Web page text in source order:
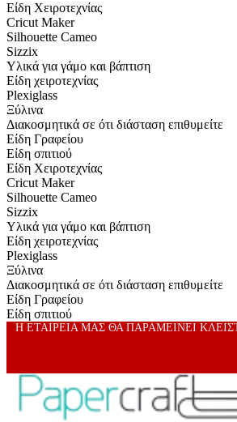
Είδη Xειροτεχνίας
Cricut Maker
Silhouette Cameo
Sizzix
Υλικά για γάμο και βάπτιση
Είδη χειροτεχνίας
Plexiglass
Ξύλινα
Διακοσμητικά σε ότι διάσταση επιθυμείτε
Είδη Γραφείου
Είδη σπιτιού
Είδη Xειροτεχνίας
Cricut Maker
Silhouette Cameo
Sizzix
Υλικά για γάμο και βάπτιση
Είδη χειροτεχνίας
Plexiglass
Ξύλινα
Διακοσμητικά σε ότι διάσταση επιθυμείτε
Είδη Γραφείου
Είδη σπιτιού
Η ΕΤΑΙΡΕΙΑ ΜΑΣ ΘΑ ΠΑΡΑΜΕΙΝΕΙ